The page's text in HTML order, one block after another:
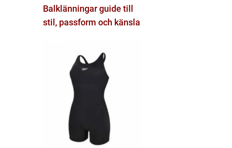
Balklänningar guide till
stil, passform och känsla